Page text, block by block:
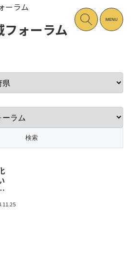
ーラム
フォーラム